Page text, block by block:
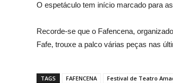
O espetáculo tem início marcado para
Recorde-se que o Fafencena,
Fafe, trouxe a palco várias peças nas
TAGS FAFENCENA Festival de Teatro